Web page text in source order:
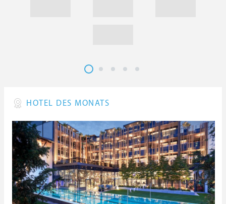
HOTEL DES MONATS